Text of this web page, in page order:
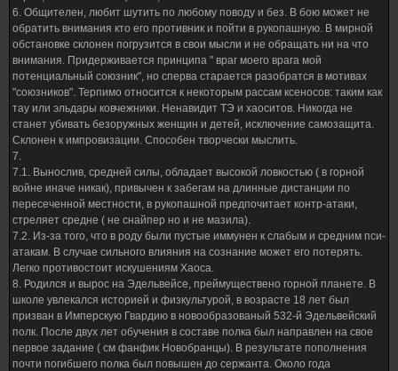
6. Общителен, любит шутить по любому поводу и без. В бою может не
обратить внимания кто его противник и пойти в рукопашную. В мирной
обстановке склонен погрузится в свои мысли и не обращать ни на что
внимания. Придерживается принципа " враг моего врага мой
потенциальный союзник", но сперва старается разобратся в мотивах
"союзников". Терпимо относится к некоторым рассам ксеносов: таким как
тау или эльдары ковчежники. Ненавидит ТЭ и хаоситов. Никогда не
станет убивать безоружных женщин и детей, исключение самозащита.
Склонен к импровизации. Способен творчески мыслить.
7.
7.1. Вынослив, средней силы, обладает высокой ловкостью ( в горной
войне иначе никак), привычен к забегам на длинные дистанции по
пересеченной местности, в рукопашной предпочитает контр-атаки,
стреляет средне ( не снайпер но и не мазила).
7.2. Из-за того, что в роду были пустые иммунен к слабым и средним пси-
атакам. В случае сильного влияния на сознание может его потерять.
Легко противостоит искушениям Хаоса.
8. Родился и вырос на Эдельвейсе, преймуществено горной планете. В
школе увлекался историей и физкультурой, в возрасте 18 лет был
призван в Имперскую Гвардию в новообразованый 532-й Эдельвейский
полк. После двух лет обучения в составе полка был направлен на свое
первое задание ( см фанфик Новобранцы). В результате пополнения
почти погибшего полка был повышен до сержанта. Около года